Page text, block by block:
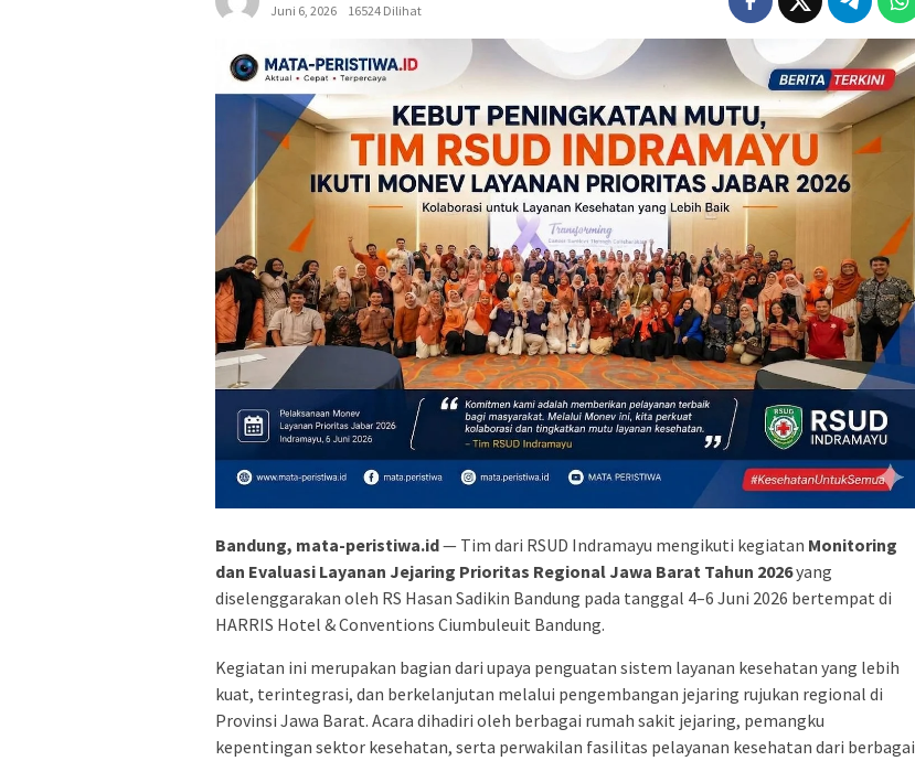
Juni 6, 2026
16524 Dilihat
Bandung, mata-peristiwa.id— Tim dari RSUD Indramayu mengikuti kegiatan Monitoring
dan Evaluasi Layanan Jejaring Prioritas Regional Jawa Barat Tahun 2026yang
diselenggarakan oleh RS Hasan Sadikin Bandung pada tanggal 4–6 Juni 2026 bertempat di
HARRIS Hotel & Conventions Ciumbuleuit Bandung.
Kegiatan ini merupakan bagian dari upaya penguatan sistem layanan kesehatan yang lebih
kuat, terintegrasi, dan berkelanjutan melalui pengembangan jejaring rujukan regional di
Provinsi Jawa Barat. Acara dihadiri oleh berbagai rumah sakit jejaring, pemangku
kepentingan sektor kesehatan, serta perwakilan fasilitas pelayanan kesehatan dari berbagai